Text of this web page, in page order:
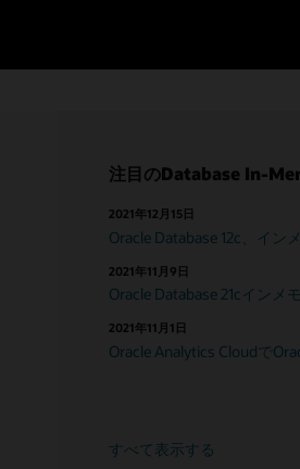
注目のDatabase In-
2021年12月15日
Oracle Database 12c、イ
2021年11月9日
Oracle Database 21cインメ
2021年11月1日
Oracle Analytics Cloudで
すべて表示する